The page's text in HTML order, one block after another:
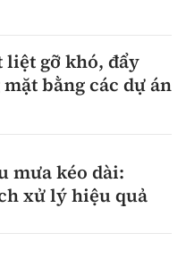
liệt gỡ khó, đẩy
bằng các dự án
mưa kéo dài:
xử lý hiệu quả